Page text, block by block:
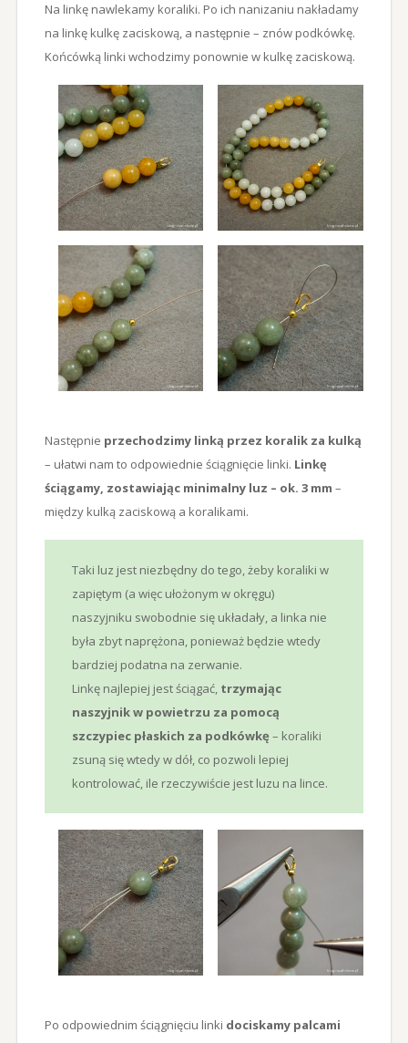
Na linkę nawlekamy koraliki. Po ich nanizaniu nakładamy
na linkę kulkę zaciskową, a następnie – znów podkówkę.
Końcówką linki wchodzimy ponownie w kulkę zaciskową.
Następnie przechodzimy linką przez koralik za kulką
– ułatwi nam to odpowiednie ściągnięcie linki. Linkę
ściągamy, zostawiając minimalny luz – ok. 3 mm –
między kulką zaciskową a koralikami.
Taki luz jest niezbędny do tego, żeby koraliki w
zapiętym (a więc ułożonym w okręgu)
naszyjniku swobodnie się układały, a linka nie
była zbyt naprężona, ponieważ będzie wtedy
bardziej podatna na zerwanie.
Linkę najlepiej jest ściągać, trzymając
naszyjnik w powietrzu za pomocą
szczypiec płaskich za podkówkę – koraliki
zsuną się wtedy w dół, co pozwoli lepiej
kontrolować, ile rzeczywiście jest luzu na lince.
Po odpowiednim ściągnięciu linki dociskamy palcami